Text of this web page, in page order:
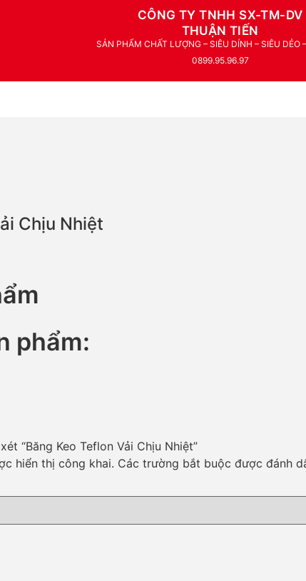
CÔNG TY TNHH SX-TM-DV
THUẬN TIẾN
SẢN PHẨM CHẤT LƯỢNG – SIÊU DÍNH – SIÊU DẺO
0899.95.96.97
Chịu Nhiệt
phẩm:
“Băng Keo Teflon Vải Chịu Nhiệt”
hiển thị công khai. Các trường bắt buộc được đánh